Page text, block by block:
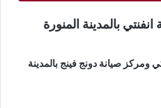
بالمدينة المنورة
ومركز صيانة دونج فينج بالمدينة